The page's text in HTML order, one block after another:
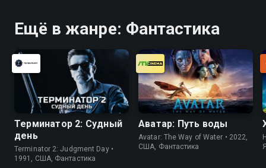
Ещё в жанре: Фантастика
Терминатор 2: Судный
день
Terminator 2: Judgment Day •
1991, США, Фантастика
Аватар: Путь воды
Avatar: The Way of Water • 2022,
США, Фантастика